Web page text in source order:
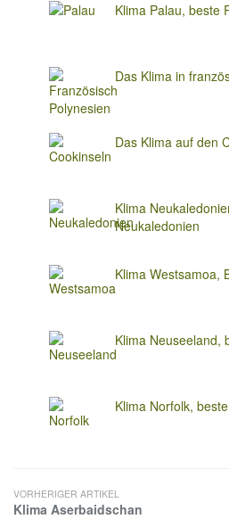
Klima Palau, beste
Das Klima in
Das Klima auf den
Klima
Neukaledonien
Klima Westsamoa,
Klima Neuseeland,
Klima Norfolk,
VORHERIGER ARTIKEL
Klima Aserbaidschan